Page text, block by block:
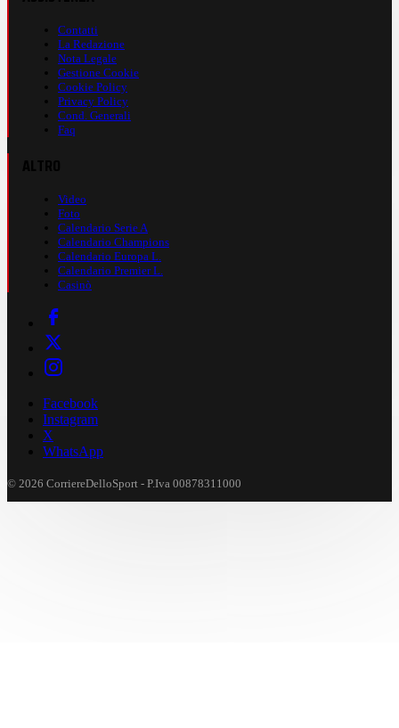
Contatti
La Redazione
Nota Legale
Gestione Cookie
Cookie Policy
Privacy Policy
Cond. Generali
Faq
Video
Foto
Calendario Serie A
Calendario Champions
Calendario Europa L.
Calendario Premier L.
Casinò
Facebook
Instagram
X
WhatsApp
© 2026 CorriereDelloSport - P.Iva 00878311000